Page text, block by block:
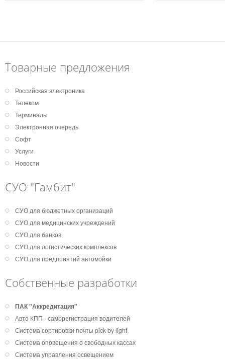
Товарные предложения
Российская электроника
Телеком
Терминалы
Электронная очередь
Софт
Услуги
Новости
СУО "Гамбит"
СУО для бюджетных организаций
СУО для медицинских учреждений
СУО для банков
СУО для логистических комплексов
СУО для предприятий автомойки
Собственные разработки
ПАК "Аккредитация"
Авто КПП - саморегистрация водителей
Система сортировки почты pick by light
Система оповещения о свободных кассах
Система управления освещением